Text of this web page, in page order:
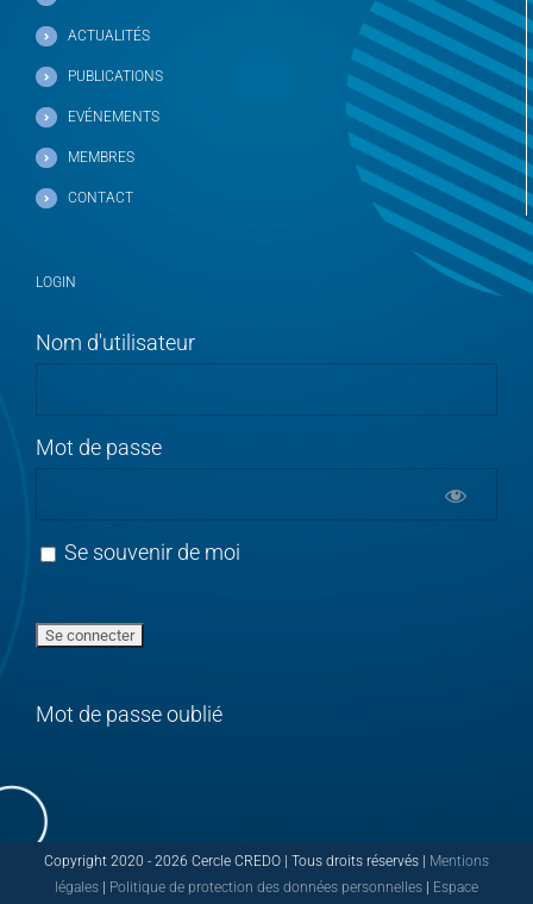
Mot de passe
Se souvenir de moi
Copyright 2020 -
légales| Politique de protection des données personnelles |Espace
PRESSE